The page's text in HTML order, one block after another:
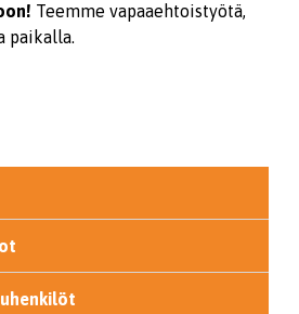
Teemme vapaaehtoistyötä,
paikalla.